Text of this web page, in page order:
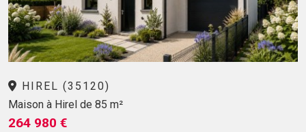
HIREL (35120)
Maison à Hirel de 85 m²
264 980 €